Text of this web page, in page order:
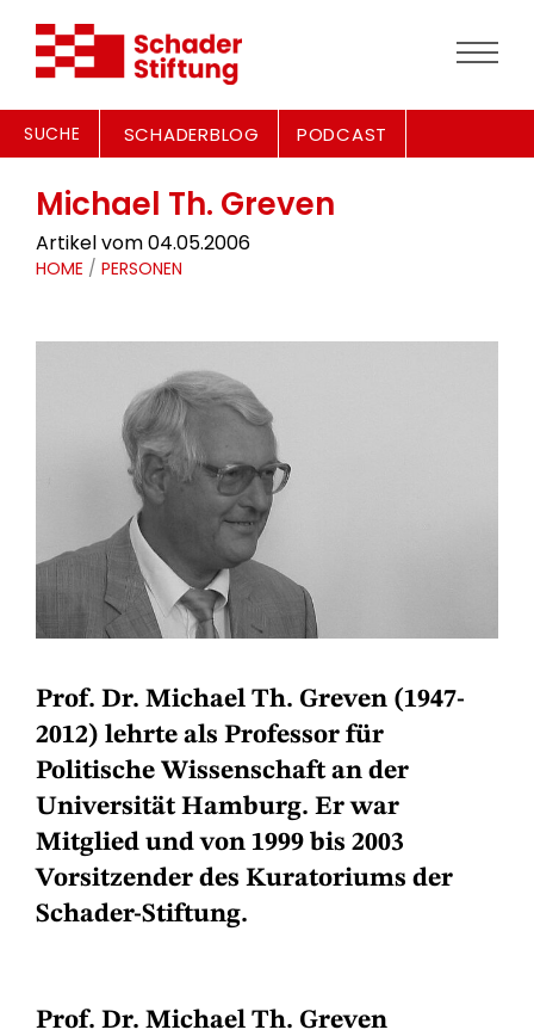
SUCHE SCHADERBLOG PODCAST
Michael Th. Greven
Artikel vom 04.05.2006
HOME / PERSONEN
Prof. Dr. Michael Th. Greven (1947-
2012) lehrte als Professor für
Politische Wissenschaft an der
Universität Hamburg. Er war
Mitglied und von 1999 bis 2003
Vorsitzender des Kuratoriums der
Schader-Stiftung.
Prof. Dr. Michael Th. Greven